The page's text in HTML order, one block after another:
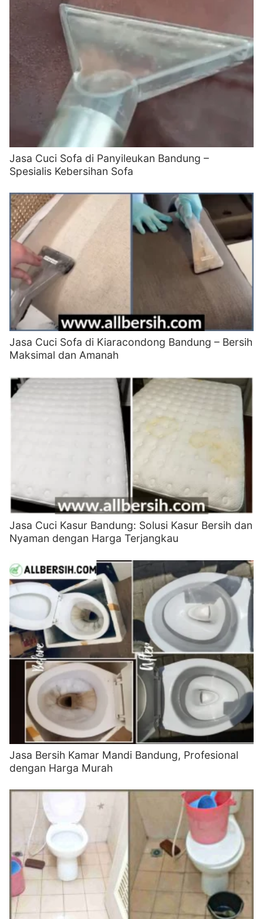
Jasa Cuci Sofa di Panyileukan Bandung –
Spesialis Kebersihan Sofa
Jasa Cuci Sofa di Kiaracondong Bandung – Bersih
Maksimal dan Amanah
Jasa Cuci Kasur Bandung: Solusi Kasur Bersih dan
Nyaman dengan Harga Terjangkau
Jasa Bersih Kamar Mandi Bandung, Profesional
dengan Harga Murah